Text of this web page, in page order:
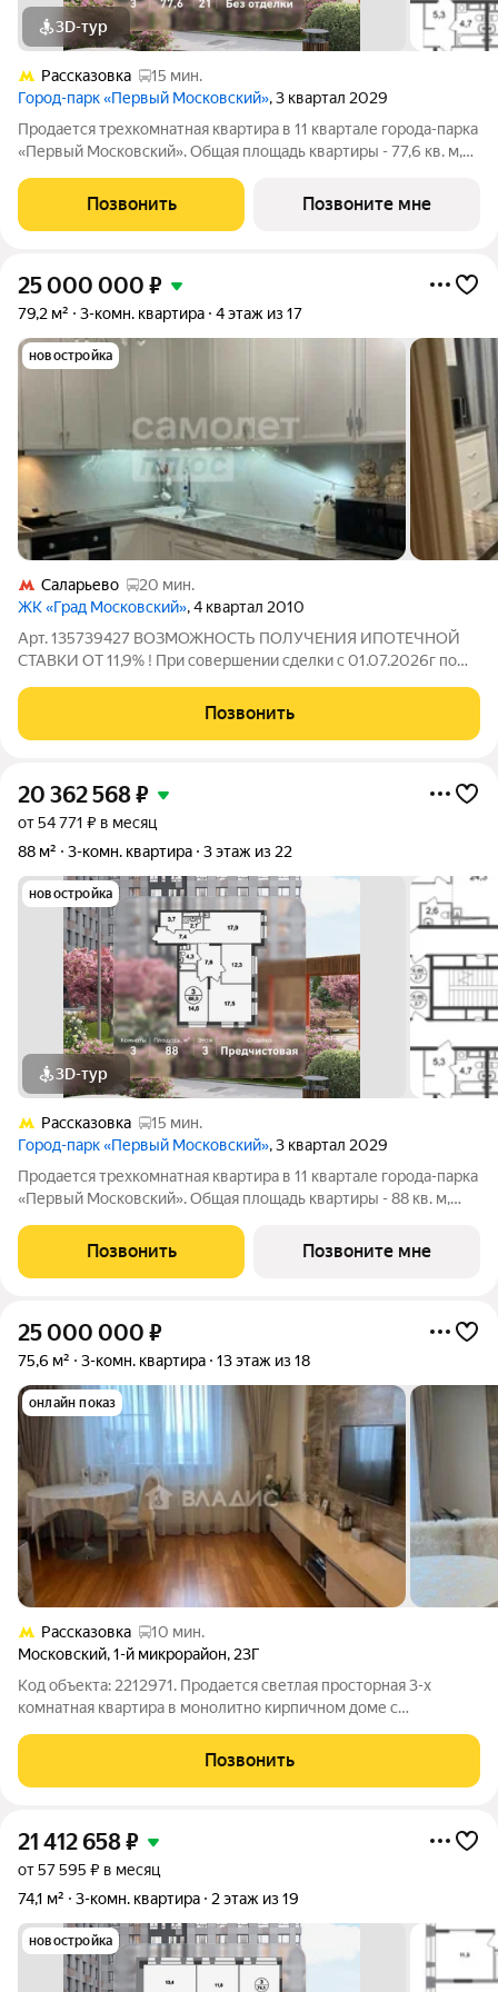
3D-тур
Рассказовка
15 мин.
Город-парк «Первый Московский», 3 квартал 2029
Продается трехкомнатная квартира в 11 квартале города-парка
«Первый Московский». Общая площадь квартиры - 77,6 кв. м,
квартал 2029 года. Тип дома - монолитный. ТОЛЬКО ДО 31
АВГУСТА выгодные
Позвонить Позвоните мне
25 000 000 ₽
79,2 м² 3-комн. квартира 4 этаж из 17
новостройка
Саларьево
20 мин.
ЖК «Град Московский», 4 квартал 2010
Арт. 135739427 ВОЗМОЖНОСТЬ ПОЛУЧЕНИЯ ИПОТЕЧНОЙ
СТАВКИ ОТ 11,9% ! При совершении сделки с 01.07.2026г по
ПОЕЗДКУ В ТУРЦИЮ на 8 дней на двоих (проживание, завтрак
и экскурсии) !!! Прoдaётся просторная
Позвонить
20 362 568₽
от 54 771 ₽ в месяц
88 м²
3-комн. квартира 3 этаж из 22
новостройка
3D-тур
Рассказовка
15 мин.
Город-парк «Первый Московский», 3 квартал 2029
Продается трехкомнатная квартира в 11 квартале города-парка
«Первый Московский». Общая площадь квартиры - 88 кв. м,
квартал 2029 года. Тип дома - монолитный. ТОЛЬКО ДО 31
АВГУСТА выгодные
Позвонить Позвоните мне
25 000 000 ₽
75,6 м² 3-комн. квартира 13 этаж из 18
онлайн показ
Рассказовка
10 мин.
Московский,1-й микрорайон, 23Г
Код объекта: 2212971. Продается светлая просторная 3-х
комнатная квартира в монолитно кирпичном доме с
В квартире выполнен ремонт с использованием качественных
материалов, итальянская кухня,
Позвонить
21 412 658₽
от 57 595 ₽ в месяц
74,1 м²
3-комн. квартира 2 этаж из 19
новостройка